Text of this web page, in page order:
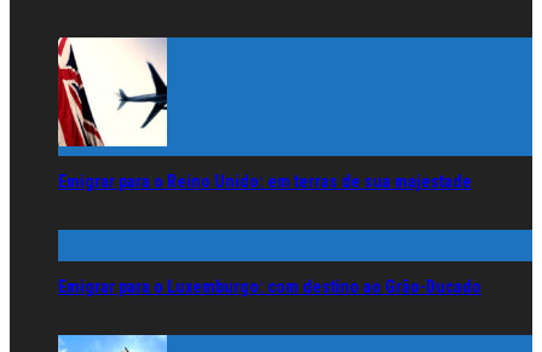
Emigrar para o Reino Unido: em terras de sua majestade
Emigrar para o Luxemburgo: com destino ao Grão-Ducado